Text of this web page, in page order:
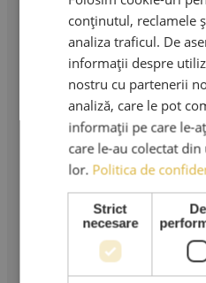
Strada
CUI: RO
Reg. Com:
Produse
Cursuri
conținutul, reclamele
analiza traficul. De
informații despre
nostru cu partenerii
analiză, care le pot
informații pe care le-
care le-au colectat
lor. Politica de
Strict
necesare
De